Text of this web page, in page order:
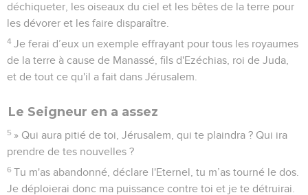
déchiqueter, les oiseaux du ciel et les bêtes de la terre pour
les dévorer et les faire disparaître.
4 Je ferai d’eux un exemple effrayant pour tous les royaumes
de la terre à cause de Manassé, fils d'Ezéchias, roi de Juda,
et de tout ce qu'il a fait dans Jérusalem.
Le Seigneur en a assez
5 » Qui aura pitié de toi, Jérusalem, qui te plaindra ? Qui ira
prendre de tes nouvelles ?
6 Tu m'as abandonné, déclare l'Eternel, tu m’as tourné le dos.
Je déploierai donc ma puissance contre toi et je te détruirai.